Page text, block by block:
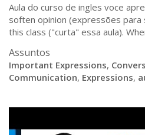
Aula do curso de ingles voce
soften opinion (expressões para
this class ("curta" essa aula).
Assuntos
Important Expressions,
Communication, Expressions,